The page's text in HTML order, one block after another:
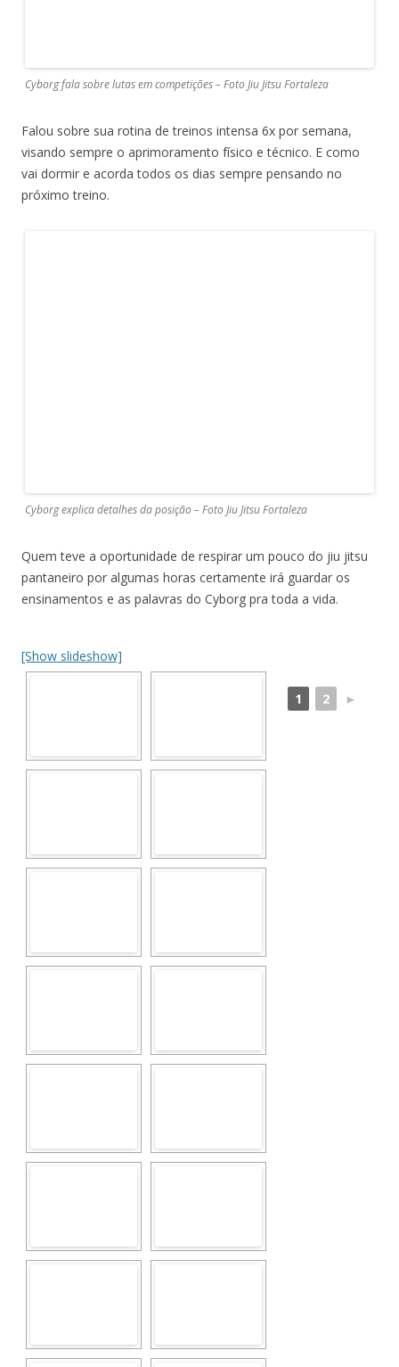
Cyborg fala sobre lutas em competições – Foto Jiu Jitsu Fortaleza
Falou sobre sua rotina de treinos intensa 6x por semana,
visando sempre o aprimoramento físico e técnico. E como
vai dormir e acorda todos os dias sempre pensando no
próximo treino.
Cyborg explica detalhes da posição – Foto Jiu Jitsu Fortaleza
Quem teve a oportunidade de respirar um pouco do jiu jitsu
pantaneiro por algumas horas certamente irá guardar os
ensinamentos e as palavras do Cyborg pra toda a vida.
[Show slideshow]
1 2 ►